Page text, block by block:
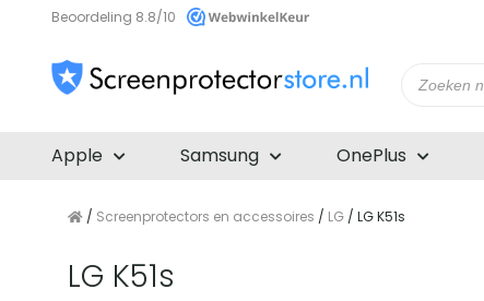
Beoordeling 8.8/10
zoeken
Apple Samsung OnePlus
/ Screenprotectors en accessoires / LG / LG K51s
LG K51s